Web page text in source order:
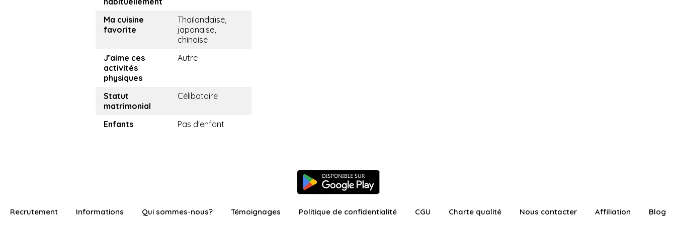
Ma cuisine
favorite
Thailandaïse,
japonaise,
chinoise
J’aime ces
activités
physiques
Autre
Statut
matrimonial
Célibataire
Enfants Pas d'enfant
Recrutement Informations Qui sommes-nous? Témoignages Politique de confidentialité CGU Charte qualité Nous contacter Affiliation Blog